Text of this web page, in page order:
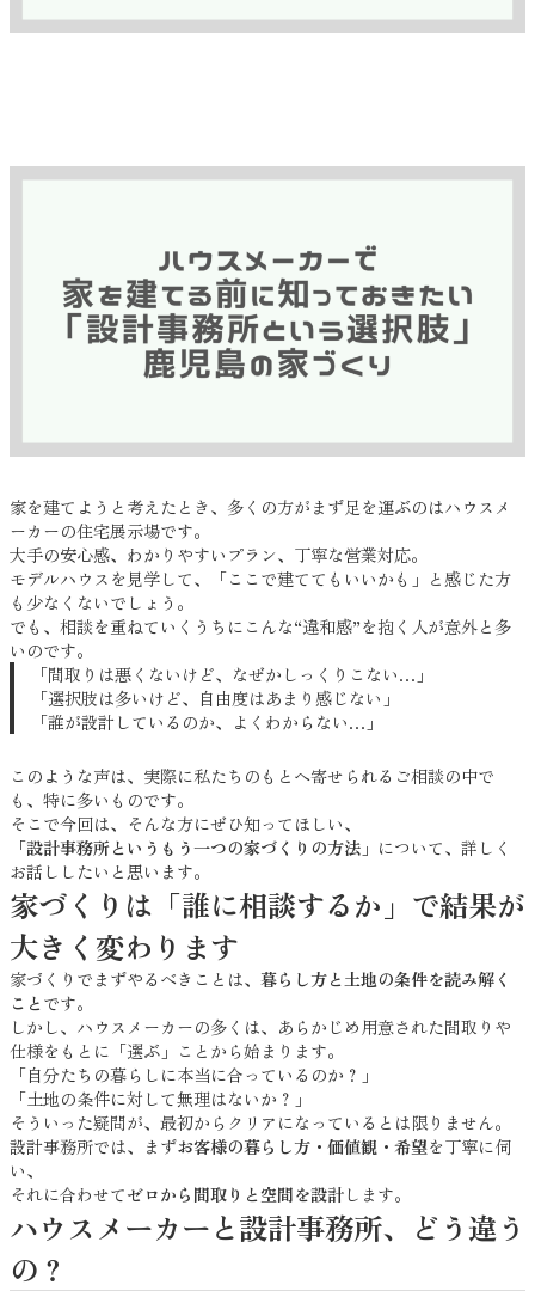
家を建てようと考えたとき、多くの方がまず足を運ぶのはハウスメ
ーカーの住宅展示場です。
大手の安心感、わかりやすいプラン、丁寧な営業対応。
モデルハウスを見学して、「ここで建ててもいいかも」と感じた方
も少なくないでしょう。
でも、相談を重ねていくうちにこんな“違和感”を抱く人が意外と多
いのです。
「間取りは悪くないけど、なぜかしっくりこない…」
「選択肢は多いけど、自由度はあまり感じない」
「誰が設計しているのか、よくわからない…」
このような声は、実際に私たちのもとへ寄せられるご相談の中で
も、特に多いものです。
そこで今回は、そんな方にぜひ知ってほしい、
「設計事務所というもう一つの家づくりの方法」 について、詳しく
お話ししたいと思います。
家づくりは「誰に相談するか」で結果が
大きく変わります
家づくりでまずやるべきことは、 暮らし方と土地の条件を読み解く
こと です。
しかし、ハウスメーカーの多くは、あらかじめ用意された間取りや
仕様をもとに「選ぶ」ことから始まります。
「自分たちの暮らしに本当に合っているのか？」
「土地の条件に対して無理はないか？」
そういった疑問が、最初からクリアになっているとは限りません。
設計事務所では、まずお客様の暮らし方・価値観・希望を丁寧に伺
い、
それに合わせてゼロから間取りと空間を設計します。
ハウスメーカーと設計事務所、どう違う
の？